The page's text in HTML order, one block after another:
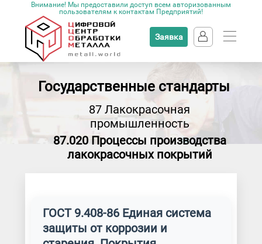
Внимание! Мы предоставили доступ всем авторизованным
пользователям к контактам Предприятий!
Заявка
Государственные стандарты
87 Лакокрасочная
промышленность
87.020 Процессы производства
лакокрасочных покрытий
ГОСТ 9.408-86 Единая система
защиты от коррозии и